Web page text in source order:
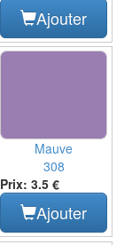
Ajouter
Mauve
308
Prix: 3.5 €
Ajouter